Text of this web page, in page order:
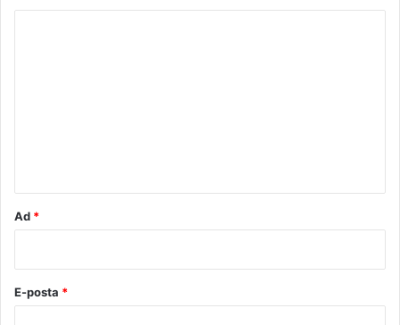
Ad *
E-posta *